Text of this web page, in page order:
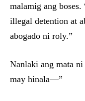
malamig ang
illegal detention at
abogado ni roly.”
Nanlaki ang mata
may hinala—”